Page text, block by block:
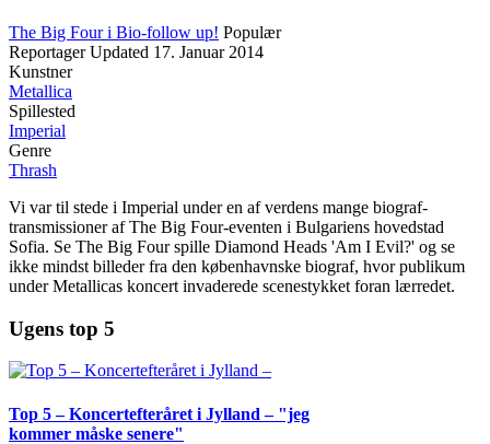
The Big Four i Bio-follow up! Populær
Reportager Updated 17. Januar 2014
Kunstner
Metallica
Spillested
Imperial
Genre
Thrash
Vi var til stede i Imperial under en af verdens mange biograf-
transmissioner af The Big Four-eventen i Bulgariens hovedstad
Sofia. Se The Big Four spille Diamond Heads 'Am I Evil?' og se
ikke mindst billeder fra den københavnske biograf, hvor publikum
under Metallicas koncert invaderede scenestykket foran lærredet.
Ugens top 5
Top 5 – Koncertefteråret i Jylland – "jeg
kommer måske senere"